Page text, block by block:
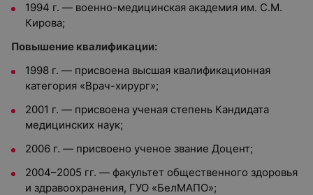
1994 г. — военно-медицинская академия им. С.М.
Кирова;
Повышение квалификации:
1998 г. — присвоена высшая квалификационная
категория «Врач-хирург»;
2001 г. — присвоена ученая степень Кандидата
медицинских наук;
2006 г. — присвоено ученое звание Доцент;
2004–2005 гг. — факультет общественного здоровья
и здравоохранения, ГУО «БелМАПО»;